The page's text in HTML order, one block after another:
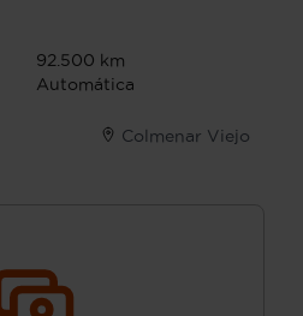
92.500 km
Automática
Colmenar Viejo